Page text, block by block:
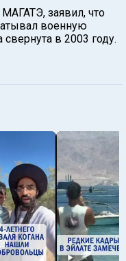
заявил, что
военную
в 2003 году.